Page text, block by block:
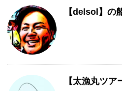
【delsol】の
【太漁丸ツア